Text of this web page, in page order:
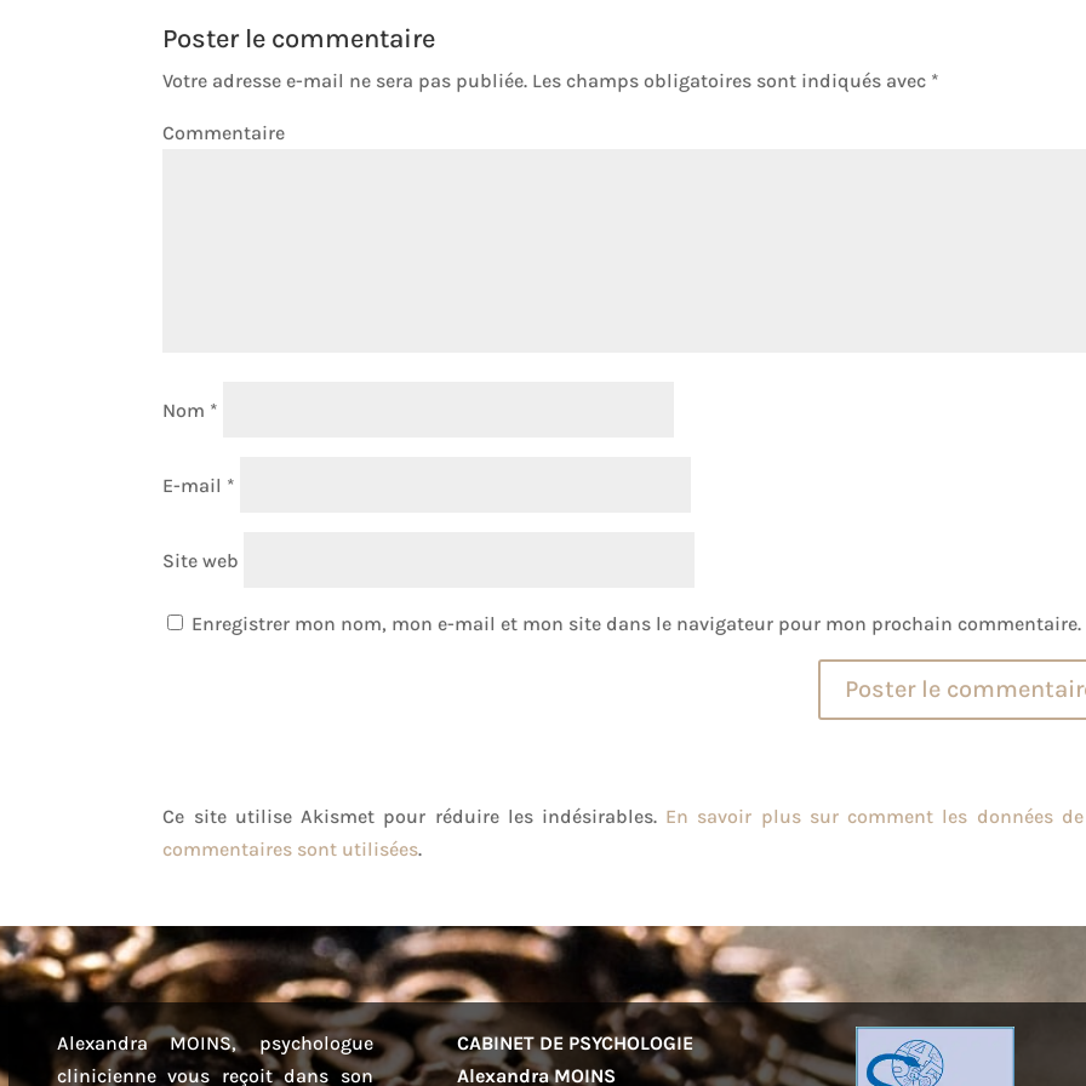
Poster le commentaire
Votre adresse e-mail ne sera pas publiée. Les champs obligatoires sont indiqués avec *
Nom *
E-mail *
Site web
Enregistrer mon nom, mon e-mail et mon site dans le navigateur pour mon prochain commentaire.
Ce site utilise Akismet pour réduire les indésirables. En savoir plus sur comment les données
commentaires sont utilisées.
Alexandra MOINS, psychologue
clinicienne vous reçoit dans son
CABINET DE PSYCHOLOGIE
Alexandra MOINS